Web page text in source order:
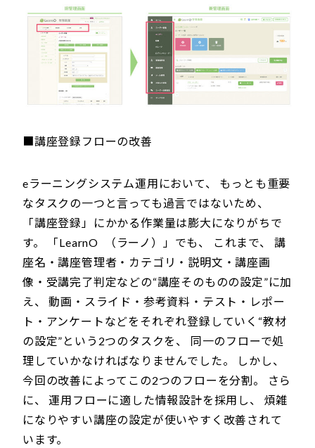
■講座登録フローの改善
eラーニングシステム運用において、 もっとも重要
なタスクの一つと言っても過言ではないため、
「講座登録」にかかる作業量は膨大になりがちで
す。 「LearnO （ラーノ）」でも、 これまで、 講
座名・講座管理者・カテゴリ・説明文・講座画
像・受講完了判定などの“講座そのものの設定”に加
え、 動画・スライド・参考資料・テスト・レポー
ト・アンケートなどをそれぞれ登録していく“教材
の設定”という2つのタスクを、 同一のフローで処
理していかなければなりませんでした。 しかし、
今回の改善によってこの2つのフローを分割。 さら
に、 運用フローに適した情報設計を採用し、 煩雑
になりやすい講座の設定が使いやすく改善されて
います。